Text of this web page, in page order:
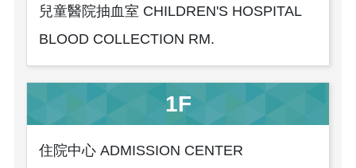
兒童醫院抽血室 CHILDREN'S HOSPITAL
BLOOD COLLECTION RM.
1F
住院中心 ADMISSION CENTER